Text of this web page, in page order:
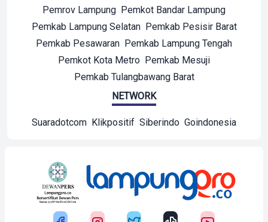
Pemrov Lampung Pemkot Bandar Lampung
Pemkab Lampung Selatan
Pemkab Pesisir Barat
Pemkab Pesawaran Pemkab Lampung Tengah
Pemkot Kota Metro Pemkab Mesuji
Pemkab Tulangbawang Barat
NETWORK
Suaradotcom Klikpositif Siberindo Goindonesia